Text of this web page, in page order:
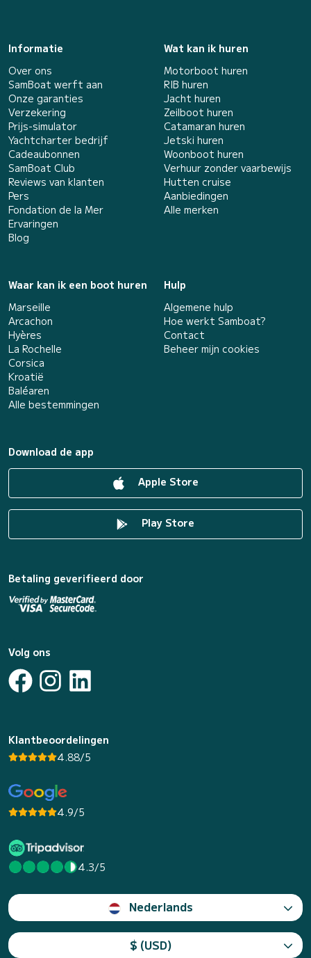
Informatie
Over ons
SamBoat werft aan
Onze garanties
Verzekering
Prijs-simulator
Yachtcharter bedrijf
Cadeaubonnen
SamBoat Club
Reviews van klanten
Pers
Fondation de la Mer
Ervaringen
Blog
Wat kan ik huren
Motorboot huren
RIB huren
Jacht huren
Zeilboot huren
Catamaran huren
Jetski huren
Woonboot huren
Verhuur zonder vaarbewijs
Hutten cruise
Aanbiedingen
Alle merken
Waar kan ik een boot huren
Marseille
Arcachon
Hyères
La Rochelle
Corsica
Kroatië
Baléaren
Alle bestemmingen
Hulp
Algemene hulp
Hoe werkt Samboat?
Contact
Beheer mijn cookies
Download de app
Apple Store
Play Store
Betaling geverifieerd door
Volg ons
Klantbeoordelingen
4.88/5
4.9/5
4.3/5
Nederlands
$ (USD)